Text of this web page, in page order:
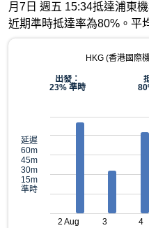
月7日 週五 15:34抵達浦東
近期準時抵達率為80%。平
HKG (香港國際
出發：
23% 準時
延遲
60m
45m
30m
15m
準時
2 Aug 3 4